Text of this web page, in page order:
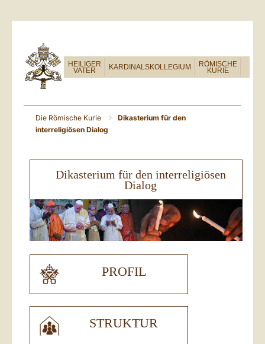
HEILIGER
VATER KARDINALSKOLLEGIUM RÖMISCHE
KURIE
Die Römische Kurie
Dikasterium für den
interreligiösen Dialog
Dikasterium für den interreligiösen
Dialog
PROFIL
STRUKTUR